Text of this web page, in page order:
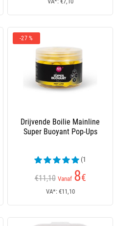
-27 %
Drijvende Boilie Mainline
Super Buoyant Pop-Ups
(1
beoordelingen)
€11,10 Vanaf 8€
VA*: €11,10